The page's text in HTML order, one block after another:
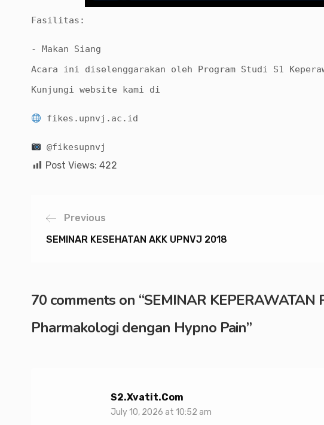
Fasilitas:
- Makan Siang
Acara ini diselenggarakan oleh Program Studi S1
Kunjungi website kami di
fikes.upnvj.ac.id
@fikesupnvj
Post Views: 422
Previous
SEMINAR KESEHATAN AKK UPNVJ 2018
70 comments on “SEMINAR
Pharmakologi dengan Hypno Pain”
S2.xvatit.com
July 10, 2026 at 10:52 am